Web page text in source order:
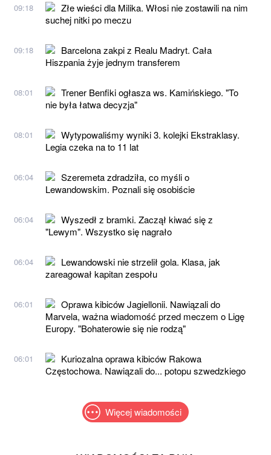
09:18
Złe wieści dla Milika. Włosi nie zostawili na nim
suchej nitki po meczu
09:18
Barcelona zakpi z Realu Madryt. Cała
Hiszpania żyje jednym transferem
08:01
Trener Benfiki ogłasza ws. Kamińskiego. "To
nie była łatwa decyzja"
08:01
Wytypowaliśmy wyniki 3. kolejki Ekstraklasy.
Legia czeka na to 11 lat
06:04
Szeremeta zdradziła, co myśli o
Lewandowskim. Poznali się osobiście
06:04
Wyszedł z bramki. Zaczął kiwać się z
"Lewym". Wszystko się nagrało
06:04
Lewandowski nie strzelił gola. Klasa, jak
zareagował kapitan zespołu
06:01
Oprawa kibiców Jagiellonii. Nawiązali do
Marvela, ważna wiadomość przed meczem o Ligę
Europy. "Bohaterowie się nie rodzą"
06:01
Kuriozalna oprawa kibiców Rakowa
Częstochowa. Nawiązali do... potopu szwedzkiego
Więcej wiadomości